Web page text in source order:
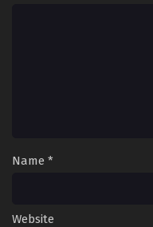
Name *
Website